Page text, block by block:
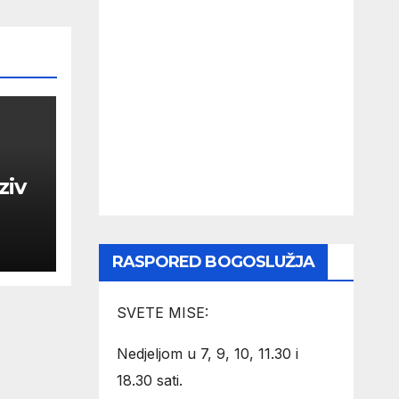
RASPORED BOGOSLUŽJA
SVETE MISE:
Nedjeljom u 7, 9, 10, 11.30 i
18.30 sati.